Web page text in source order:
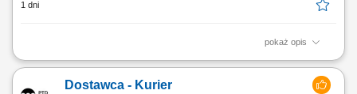
1 dni
pokaż opis
Otrzymujesz całkowite wynagrodzenie brutto w wysokości 17,69 € za
wysokości 15.15 € za godzinę, uzupełnionego dodatkiem ADV,
Dostawca - Kurier